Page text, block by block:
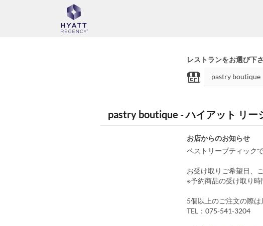
レストランをお選び下
pastry boutique - ハイアット リー
お店からのお知らせ
ペストリーブティック
お受け取りご希望日、
※予約商品の受け取り時
5個以上のご注文の際は
TEL：075-541-3204